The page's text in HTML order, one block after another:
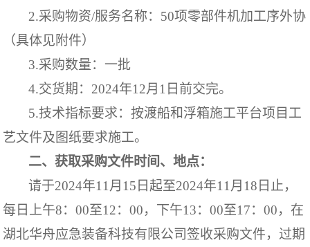
2.采购物资/服务名称： 50项零部件机加工序外协
（具体见附件）
3.采购数量：一批
4.交货期： 2024年12月 1 日前交完。
5.技术指标要求：按渡船和浮箱施工平台项目 工
艺文件及图纸要求施工。
二、获取采购文件时间、地点：
请于2024年11 月 15 日起至2024年11 月 18 日止，
每日上午8：00至12：00，下午13：00至17：00，在
湖北华舟应急装备科技有限公司签收采购文件，过期